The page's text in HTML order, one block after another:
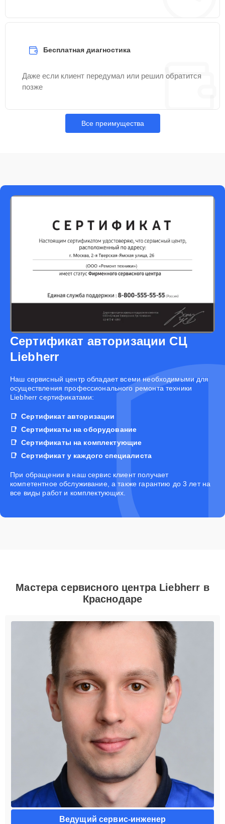
Бесплатная диагностика
Даже если клиент передумал или решил обратится
позже
Все преимущества
Сертификат авторизации СЦ
Liebherr
Наш сервисный центр обладает всеми необходимыми для
осуществления профессионального ремонта техники
Liebherr сертификатами:
Сертификат авторизации
Сертификаты на оборудование
Сертификаты на комплектующие
Сертификат у каждого специалиста
При обращении в наш сервис клиент получает
компетентное обслуживание, а также гарантию до 3 лет на
все виды работ и комплектующих.
Мастера сервисного центра Liebherr в
Краснодаре
Ведущий сервис-инженер